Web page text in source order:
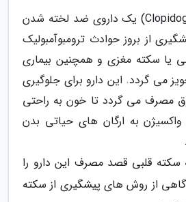
قرص کلوپیدوگرل (Clopidogrel) یک داروی ضد لخته شدن
از بروز حوادث ترومبوآمبولیک
یا سکته مغزی و همچنین بیماری
می گردد. این دارو برای جلوگیری
مصرف می گردد تا خون به راحتی
واکسیژن به ارگان های حیاتی بدن
سکته قلبی قصد مصرف این دارو را
از روش های پیشگیری از سکته